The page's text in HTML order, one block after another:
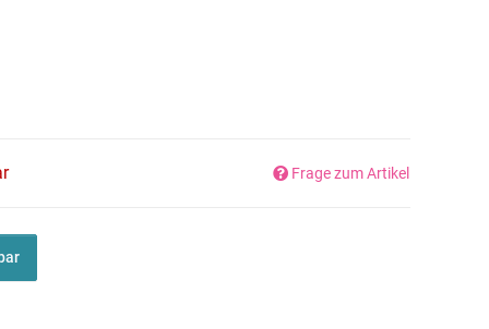
Frage zum Artikel